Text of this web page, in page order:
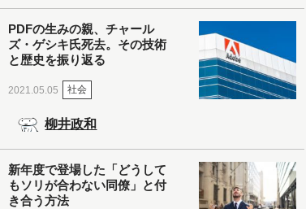
PDFの生みの親、チャール
ズ・ゲシキ氏死去。その技術
と歴史を振り返る
2021.05.05 社会
柳井政和
新年度で登場した「どうして
もソリが合わない同僚」と付
き合う方法